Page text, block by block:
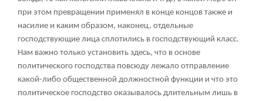
при этом превращении применял в конце концов также и
насилие и каким образом, наконец, отдельные
господствующие лица сплотились в господствующий класс.
Нам важно только установить здесь, что в основе
политического господства повсюду лежало отправление
какой-либо общественной должностной функции и что это
политическое господство оказывалось длительным лишь в